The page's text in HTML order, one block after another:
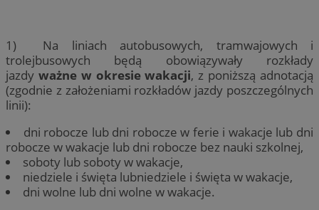
1) Na liniach autobusowych, tramwajowych i
trolejbusowych będą obowiązywały rozkłady
jazdy ważne w okresie wakacji, z poniższą adnotacją
(zgodnie z założeniami rozkładów jazdy poszczególnych
linii):
dni robocze lub dni robocze w ferie i wakacje lub dni
robocze w wakacje lub dni robocze bez nauki szkolnej,
soboty lub soboty w wakacje,
niedziele i święta lubniedziele i święta w wakacje,
dni wolne lub dni wolne w wakacje.